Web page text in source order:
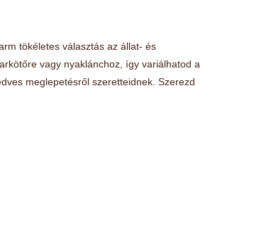
tökéletes választás az állat- és
vagy nyaklánchoz, így variálhatod a
meglepetésről szeretteidnek. Szerezd